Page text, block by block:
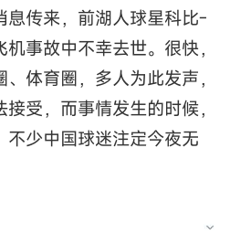
息传来，前湖人球星科比-
事故中不幸去世。很快，
体育圈，多人为此发声，
受，而事情发生的时候，
不少中国球迷注定今夜无